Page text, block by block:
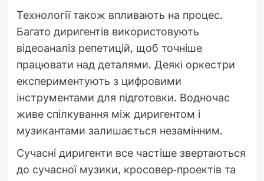
Технології також впливають на процес.
Багато диригентів використовують
відеоаналіз репетицій, щоб точніше
працювати над деталями. Деякі оркестри
експериментують з цифровими
інструментами для підготовки. Водночас
живе спілкування між диригентом і
музикантами залишається незамінним.
Сучасні диригенти все частіше звертаються
до сучасної музики, кросовер-проектів та